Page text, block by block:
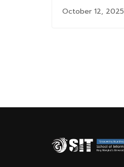
October 12, 2025